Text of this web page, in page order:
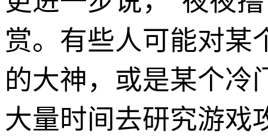
赏。有些人可能对某
的大神，或是某个冷
大量时间去研究游戏